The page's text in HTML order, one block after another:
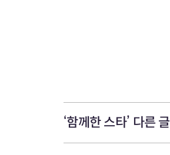
‘함께한 스타’ 다른 글